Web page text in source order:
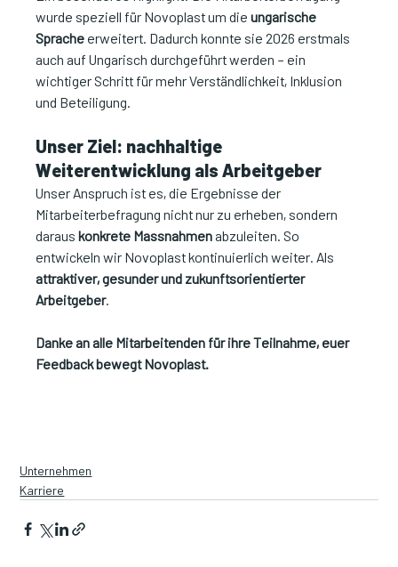
wurde speziell für Novoplast um die ungarische
Sprache erweitert. Dadurch konnte sie 2026 erstmals
auch auf Ungarisch durchgeführt werden – ein
wichtiger Schritt für mehr Verständlichkeit, Inklusion
und Beteiligung.
Unser Ziel: nachhaltige
Weiterentwicklung als Arbeitgeber
Unser Anspruch ist es, die Ergebnisse der
Mitarbeiterbefragung nicht nur zu erheben, sondern
daraus konkrete Massnahmen abzuleiten. So
entwickeln wir Novoplast kontinuierlich weiter. Als
attraktiver, gesunder und zukunftsorientierter
Arbeitgeber.
Danke an alle Mitarbeitenden für ihre Teilnahme, euer
Feedback bewegt Novoplast.
Unternehmen
Karriere